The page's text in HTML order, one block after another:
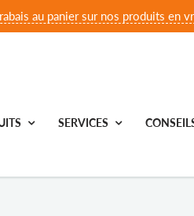
au panier sur nos produits en
SERVICES